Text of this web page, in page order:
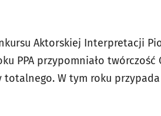
Aktorskiej Interpretacji
PPA przypomniało twórczość
W tym roku